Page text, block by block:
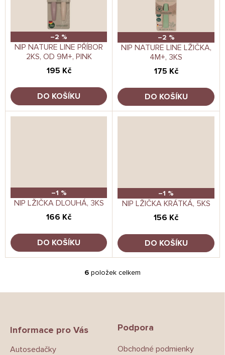
–2 %
NIP NATURE LINE PŘÍBOR
2KS, OD 9M+, PINK
195 Kč
DO KOŠÍKU
–2 %
NIP NATURE LINE LŽIČKA,
4M+, 3KS
175 Kč
DO KOŠÍKU
–1 %
NIP LŽIČKA DLOUHÁ, 3KS
166 Kč
DO KOŠÍKU
–1 %
NIP LŽIČKA KRÁTKÁ, 5KS
156 Kč
DO KOŠÍKU
O
l
6 položek celkem
Informace pro Vás
Autosedačky
Podpora
Obchodné podmienky